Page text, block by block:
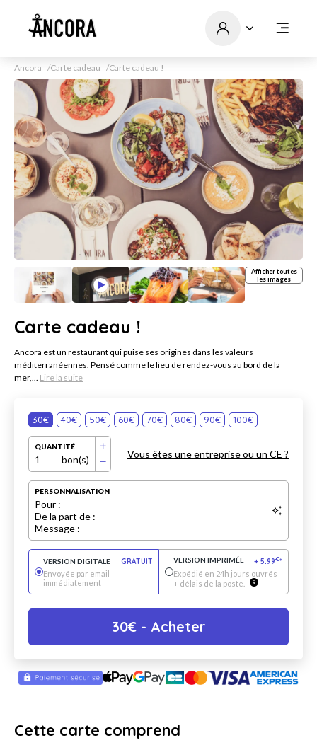
Ancora Carte cadeau Carte cadeau !
Afficher toutes
les images
Carte cadeau !
Ancora est un restaurant qui puise ses origines dans les valeurs
méditerranéennes. Pensé comme le lieu de rendez-vous au bord de la
mer,... Lire la suite
30€ 40€ 50€ 60€ 70€ 80€ 90€ 100€
QUANTITÉ
1 bon(s) Vous êtes une entreprise ou un CE ?
PERSONNALISATION
Pour :
De la part de :
Message :
VERSION DIGITALE
GRATUIT
Envoyée par email
immédiatement
VERSION IMPRIMÉE + 5.99€*
Expédié en 24h jours ouvrés
+ délais de la poste.
30€- Acheter
Cette carte comprend